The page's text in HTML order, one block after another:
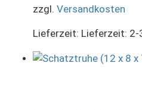
zzgl. Versandkosten
Lieferzeit: Lieferzeit: 2-